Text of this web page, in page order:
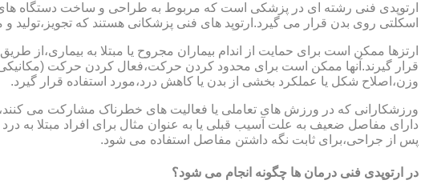
ارتوپدی فنی رشته ای در پزشکی است که مربوط به طراحی و ساخت دستگاه
اسکلتی روی بدن قرار می گیرد.ارتوپد های فنی پزشکانی هستند که تجویز،تولید و
ارتزها ممکن است برای حمایت از اندام بیماران مجروح یا مبتلا به بیماری،از
قرار گیرند.آنها ممکن است برای محدود کردن حرکت،فعال کردن حرکت
وزن،اصلاح شکل یا عملکرد بخشی از بدن یا کاهش درد،مورد استفاده قرار گیرد.
ورزشکارانی که در ورزش های تعاملی یا فعالیت های خطرناک مشارکت می
دارای مفاصل ضعیف به علت آسیب قبلی یا به عنوان مثال برای افراد مبتلا
پس از جراحی،برای ثابت نگه داشتن مفاصل استفاده می شود.
در ارتوپدی فنی درمان ها چگونه انجام می شود؟